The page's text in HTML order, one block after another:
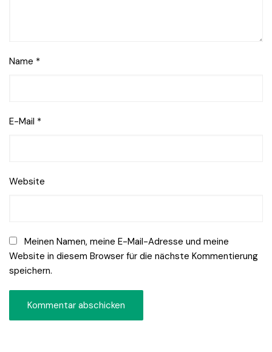
Name *
E-Mail *
Website
Meinen Namen, meine E-Mail-Adresse und meine
Website in diesem Browser für die nächste Kommentierung
speichern.